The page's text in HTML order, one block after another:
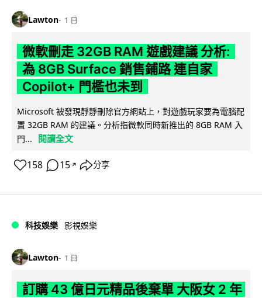
Lawton 1 日
微軟刪走 32GB RAM 遊戲建議 分析:
為 8GB Surface 銷售鋪路 連自家
Copilot+ 門檻也未到
Microsoft 被發現靜靜刪除官方網站上，對遊戲玩家要為電腦配
置 32GB RAM 的建議。分析指微軟同時新推出的 8GB RAM 入
門...
閱讀全文
158 15 ↗ 分享
科技娛樂 影視娛樂
Lawton 1 日
訂購 43 億日元精品後棄單 大阪女 2 年